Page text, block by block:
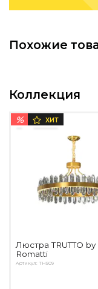
Подбор,
Бренды
Похожие
Коллекция
% ХИТ
Люстра TRUTTO by
Romatti
Артикул: TH509